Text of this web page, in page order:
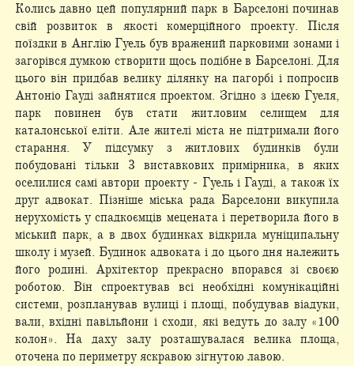
Колись давно цей популярний парк в Барселоні починав
свій розвиток в якості комерційного проекту. Після
поїздки в Англію Гуель був вражений парковими зонами і
загорівся думкою створити щось подібне в Барселоні. Для
цього він придбав велику ділянку на пагорбі і попросив
Антоніо Гауді зайнятися проектом. Згідно з ідеєю Гуеля,
парк повинен був стати житловим селищем для
каталонської еліти. Але жителі міста не підтримали його
старання. У підсумку з житлових будинків були
побудовані тільки 3 виставкових примірника, в яких
оселилися самі автори проекту - Гуель і Гауді, а також їх
друг адвокат. Пізніше міська рада Барселони викупила
нерухомість у спадкоємців мецената і перетворила його в
міський парк, а в двох будинках відкрила муніципальну
школу і музей. Будинок адвоката і до цього дня належить
його родині. Архітектор прекрасно впорався зі своєю
роботою. Він спроектував всі необхідні комунікаційні
системи, розпланував вулиці і площі, побудував віадуки,
вали, вхідні павільйони і сходи, які ведуть до залу «100
колон». На даху залу розташувалася велика площа,
оточена по периметру яскравою зігнутою лавою.